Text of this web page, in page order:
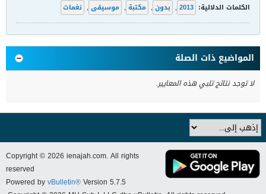
الكلمات الدلالية: 2013
, بدون , مكتبة , موسيقى , نغمات
المواضيع ذات الصلة
لا توجد نتائج تلبي هذه المعايير.
Copyright © 2026 ienajah.com. All rights
reserved
Powered byvBulletin®Version 5.7.5